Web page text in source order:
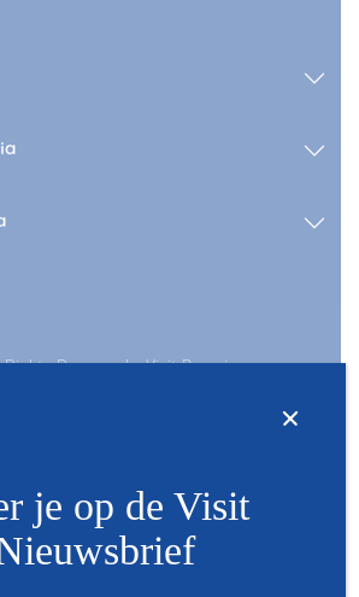
Reserved - Visit Brescia
je op de Visit